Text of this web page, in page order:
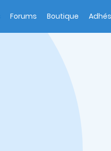
Forums Boutique